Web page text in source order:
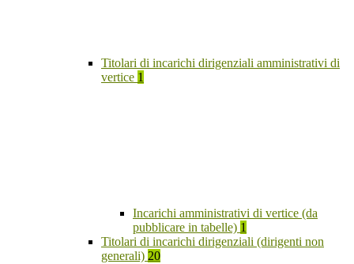
Titolari di incarichi dirigenziali amministrativi di
vertice 1
Incarichi amministrativi di vertice (da
pubblicare in tabelle) 1
Titolari di incarichi dirigenziali (dirigenti non
generali) 20